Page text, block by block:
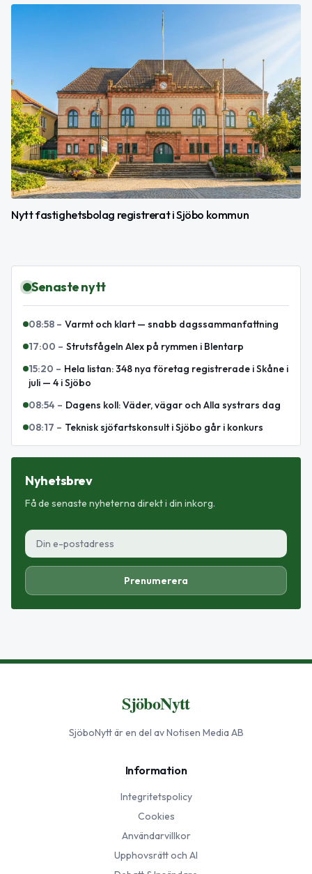
Nytt fastighetsbolag registrerat i Sjöbo kommun
Senaste nytt
08:58 – Varmt och klart — snabb dagssammanfattning
17:00 – Strutsfågeln Alex på rymmen i Blentarp
15:20 – Hela listan: 348 nya företag registrerade i Skåne i
juli — 4 i Sjöbo
08:54 – Dagens koll: Väder, vägar och Alla systrars dag
08:17 – Teknisk sjöfartskonsult i Sjöbo går i konkurs
Nyhetsbrev
Få de senaste nyheterna direkt i din inkorg.
Prenumerera
SjöboNytt
SjöboNyttär en del av Notisen Media AB
Information
Integritetspolicy
Cookies
Användarvillkor
Upphovsrätt och AI